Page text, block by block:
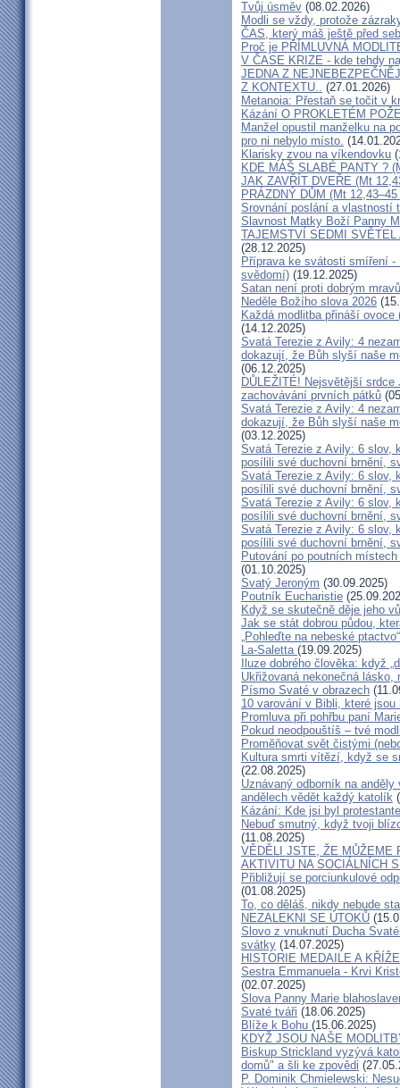
Tvůj úsměv (08.02.2026)
Modli se vždy, protože
ČAS, který máš ještě před
Proč je PŘÍMLUVNÁ
V ČASE KRIZE - kde tehdy
JEDNA Z
Z KONTEXTU.. (27.01.2026)
Metanoia: Přestaň se točit v
Kázání O PROKLETÉM
Manžel opustil manželku na
pro ni nebylo místo.
Klarisky zvou na víkendovku
KDE MÁŠ SLABÉ PANTY ?
JAK ZAVŘÍT DVEŘE (Mt
PRÁZDNÝ DŮM (Mt
Srovnání poslání a vlastností
Slavnost Matky Boží Panny
TAJEMSTVÍ SEDMI
(28.12.2025)
Příprava ke svátosti smíření
svědomí) (19.12.2025)
Satan není proti dobrým
Neděle Božího slova 2026
Každá modlitba přináší
(14.12.2025)
Svatá Terezie z Avily: 4
dokazují, že Bůh slyší naše
(06.12.2025)
DŮLEŽITÉ! Nejsvětější
zachovávání prvních pátků
Svatá Terezie z Avily: 4
dokazují, že Bůh slyší naše
(03.12.2025)
Svatá Terezie z Avily: 6 slov,
posílili své duchovní brnění,
Svatá Terezie z Avily: 6 slov,
posílili své duchovní brnění,
Svatá Terezie z Avily: 6 slov,
posílili své duchovní brnění,
Svatá Terezie z Avily: 6 slov,
posílili své duchovní brnění,
Putování po poutních
(01.10.2025)
Svatý Jeroným (30.09.2025)
Poutník Eucharistie
Když se skutečně děje jeho
Jak se stát dobrou půdou,
„Pohleďte na nebeské
La-Saletta (19.09.2025)
Iluze dobrého člověka: když
Ukřižovaná nekonečná
Písmo Svaté v obrazech
10 varování v Bibli, které jsou
Promluva při pohřbu paní
Pokud neodpouštíš – tvé
Proměňovat svět čistými
Kultura smrti vítězí, když se
(22.08.2025)
Uznávaný odborník na
andělech vědět každý katolík
Kázání: Kde jsi byl
Nebuď smutný, když tvoji
(11.08.2025)
VĚDĚLI JSTE, ŽE MŮŽEME
AKTIVITU NA SOCIÁLNÍCH
Přibližují se porciunkulové
(01.08.2025)
To, co děláš, nikdy nebude
NEZALEKNI SE ÚTOKŮ
Slovo z vnuknutí Ducha
svátky (14.07.2025)
HISTORIE MEDAILE A
Sestra Emmanuela - Krvi
(02.07.2025)
Slova Panny Marie
Svaté tváři (18.06.2025)
Blíže k Bohu (15.06.2025)
KDYŽ JSOU NAŠE
Biskup Strickland vyzývá
domů" a šli ke zpovědi
P. Dominik Chmielewski: